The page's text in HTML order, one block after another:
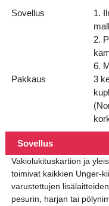
Sovellus
1.
2.
6.
Pakkaus
3
Sovellus
Vakiolukituskartion ja
toimivat kaikkien Unger-
varustettujen
pesurin, harjan tai